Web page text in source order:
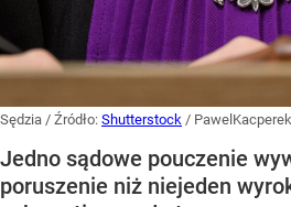
Sędzia / Źródło: Shutterstock / PawelKacperek
Jedno sądowe pouczenie
poruszenie niż niejeden